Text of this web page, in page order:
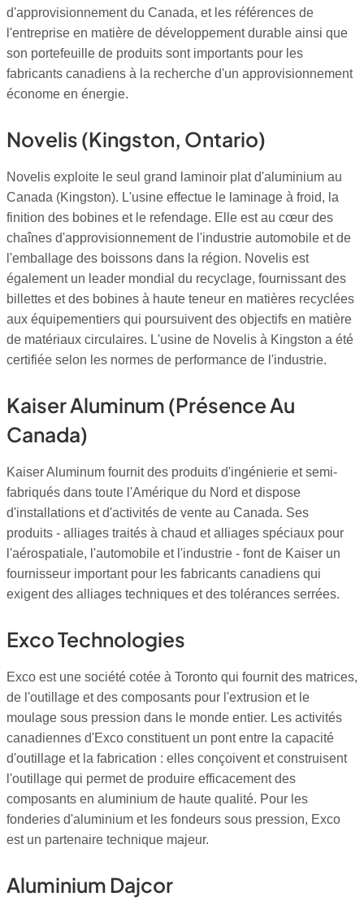
d'approvisionnement du Canada, et les références de
l'entreprise en matière de développement durable ainsi que
son portefeuille de produits sont importants pour les
fabricants canadiens à la recherche d'un approvisionnement
économe en énergie.
Novelis (Kingston, Ontario)
Novelis exploite le seul grand laminoir plat d'aluminium au
Canada (Kingston). L'usine effectue le laminage à froid, la
finition des bobines et le refendage. Elle est au cœur des
chaînes d'approvisionnement de l'industrie automobile et de
l'emballage des boissons dans la région. Novelis est
également un leader mondial du recyclage, fournissant des
billettes et des bobines à haute teneur en matières recyclées
aux équipementiers qui poursuivent des objectifs en matière
de matériaux circulaires. L'usine de Novelis à Kingston a été
certifiée selon les normes de performance de l'industrie.
Kaiser Aluminum (présence Au
Canada)
Kaiser Aluminum fournit des produits d'ingénierie et semi-
fabriqués dans toute l'Amérique du Nord et dispose
d'installations et d'activités de vente au Canada. Ses
produits - alliages traités à chaud et alliages spéciaux pour
l'aérospatiale, l'automobile et l'industrie - font de Kaiser un
fournisseur important pour les fabricants canadiens qui
exigent des alliages techniques et des tolérances serrées.
Exco Technologies
Exco est une société cotée à Toronto qui fournit des matrices,
de l'outillage et des composants pour l'extrusion et le
moulage sous pression dans le monde entier. Les activités
canadiennes d'Exco constituent un pont entre la capacité
d'outillage et la fabrication : elles conçoivent et construisent
l'outillage qui permet de produire efficacement des
composants en aluminium de haute qualité. Pour les
fonderies d'aluminium et les fondeurs sous pression, Exco
est un partenaire technique majeur.
Aluminium Dajcor